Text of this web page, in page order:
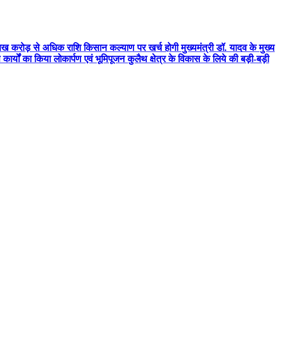
करोड़ से अधिक राशि किसान कल्याण पर खर्च होगी मुख्यमंत्री डॉ. यादव के मुख्य
का किया लोकार्पण एवं भूमिपूजन कुलैथ क्षेत्र के विकास के लिये की बड़ी-बड़ी